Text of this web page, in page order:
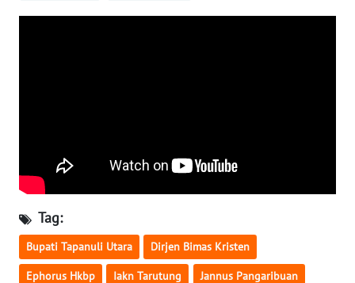
Tag:
Bupati Tapanuli Utara Dirjen Bimas Kristen
Ephorus Hkbp Iakn Tarutung Jannus Pangaribuan
WN
SUMBAR
WN
SUMSEL